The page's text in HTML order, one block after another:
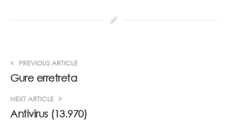
PREVIOUS ARTICLE
Gure erretreta
NEXT ARTICLE
Antivirus (13.970)